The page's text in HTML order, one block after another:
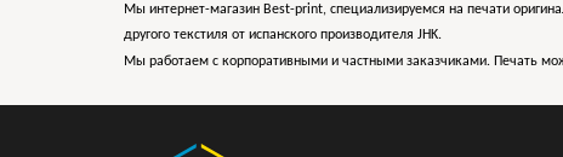
Мы интернет-магазин Best-print, специализируемся на печати
другого текстиля от испанского производителя JHK.
Мы работаем с корпоративными и частными заказчиками. Печать